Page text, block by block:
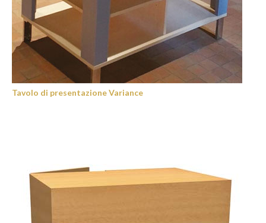
Tavolo di presentazione Variance